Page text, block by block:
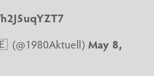
(@1980Aktuell)May 8,